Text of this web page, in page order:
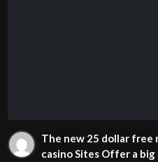
The new 25 dollar free
casino Sites Offer a